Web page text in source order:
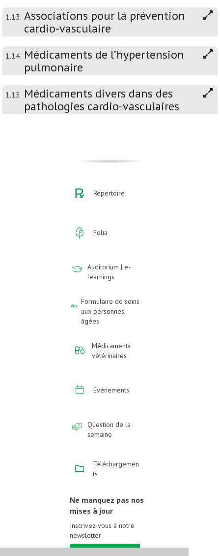
1.13. Associations pour la prévention
cardio-vasculaire
1.14. Médicaments de l’hypertension
pulmonaire
1.15. Médicaments divers dans des
pathologies cardio-vasculaires
Répertoire
Folia
Auditorium | e-
learnings
Formulaire de soins
aux personnes
âgées
Médicaments
vétérinaires
Événements
Question de la
semaine
Téléchargemen
ts
Ne manquez pas nos
mises à jour
Inscrivez-vous à notre
newsletter